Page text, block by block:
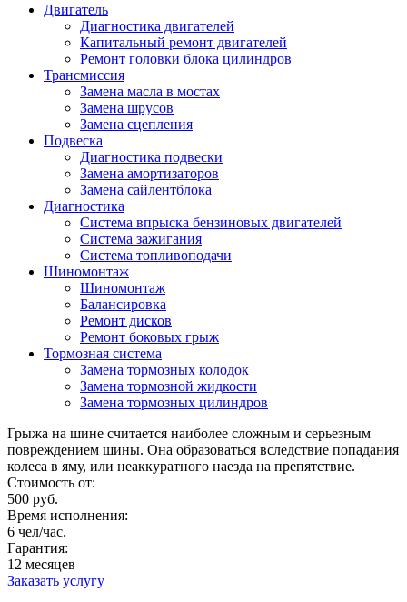
Двигатель
Диагностика двигателей
Капитальный ремонт двигателей
Ремонт головки блока цилиндров
Трансмиссия
Замена масла в мостах
Замена шрусов
Замена сцепления
Подвеска
Диагностика подвески
Замена амортизаторов
Замена сайлентблока
Диагностика
Система впрыска бензиновых двигателей
Система зажигания
Система топливоподачи
Шиномонтаж
Шиномонтаж
Балансировка
Ремонт дисков
Ремонт боковых грыж
Тормозная система
Замена тормозных колодок
Замена тормозной жидкости
Замена тормозных цилиндров
Грыжа на шине считается наиболее сложным и серьезным
повреждением шины. Она образоваться вследствие попадания
колеса в яму, или неаккуратного наезда на препятствие.
Стоимость от:
500 руб.
Время исполнения:
6 чел/час.
Гарантия:
12 месяцев
Заказать услугу